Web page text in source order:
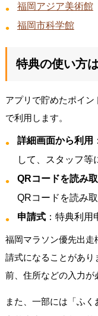
福岡アジア美術館
福岡市科学館
特典の使い方
アプリで貯めたポイ
で利用します。
詳細画面から利用
して、スタッフ等
QRコードを読み
QRコードを読み
申請式：特典利用
福岡マラソン優先出走
請式になることがあり
前、住所などの入力が
また、一部には「ふ